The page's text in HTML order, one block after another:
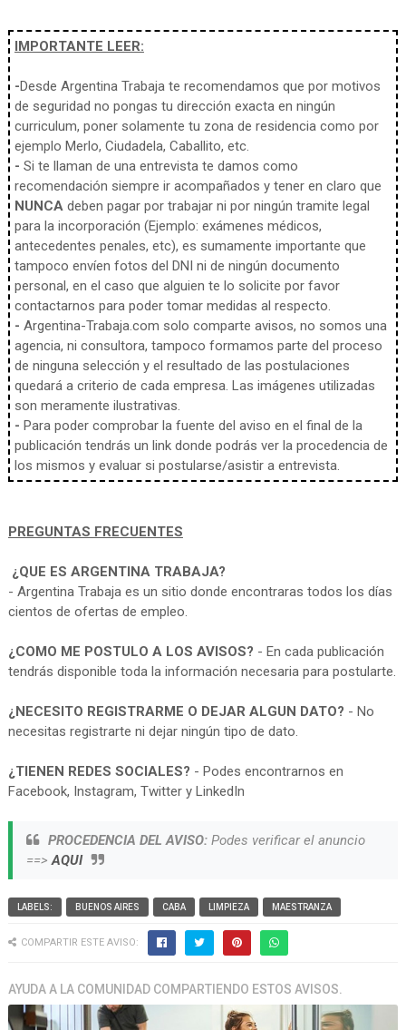
IMPORTANTE LEER:
-Desde Argentina Trabaja te recomendamos que por motivos
de seguridad no pongas tu dirección exacta en ningún
curriculum, poner solamente tu zona de residencia como por
ejemplo Merlo, Ciudadela, Caballito, etc.
- Si te llaman de una entrevista te damos como
recomendación siempre ir acompañados y tener en claro que
NUNCAdeben pagar por trabajar ni por ningún tramite legal
para la incorporación (Ejemplo: exámenes médicos,
antecedentes penales, etc), es sumamente importante que
tampoco envíen fotos del DNI ni de ningún documento
personal, en el caso que alguien te lo solicite por favor
contactarnos para poder tomar medidas al respecto.
- Argentina-Trabaja.com solo comparte avisos, no somos una
agencia, ni consultora, tampoco formamos parte del proceso
de ninguna selección y el resultado de las postulaciones
quedará a criterio de cada empresa. Las imágenes utilizadas
son meramente ilustrativas.
- Para poder comprobar la fuente del aviso en el final de la
publicación tendrás un link donde podrás ver la procedencia de
los mismos y evaluar si postularse/asistir a entrevista.
PREGUNTAS FRECUENTES
¿QUE ES ARGENTINA TRABAJA?
- Argentina Trabaja es un sitio donde encontraras todos los días
cientos de ofertas de empleo.
¿COMO ME POSTULO A LOS AVISOS? - En cada publicación
tendrás disponible toda la información necesaria para postularte.
¿NECESITO REGISTRARME O DEJAR ALGUN DATO? - No
necesitas registrarte ni dejar ningún tipo de dato.
¿TIENEN REDES SOCIALES? - Podes encontrarnos en
Facebook, Instagram, Twitter y LinkedIn
PROCEDENCIA DEL AVISO:Podes verificar el anuncio
==>AQUI
LABELS: BUENOS AIRES CABA LIMPIEZA MAESTRANZA
COMPARTIR ESTE AVISO:
AYUDA A LA COMUNIDAD COMPARTIENDO ESTOS AVISOS.